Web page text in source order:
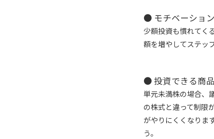
● モチベーショ
少額投資も慣れてくる
額を増やしてステッ
● 投資できる商
単元未満株の場合、
の株式と違って制限
がやりにくくなりま
う。